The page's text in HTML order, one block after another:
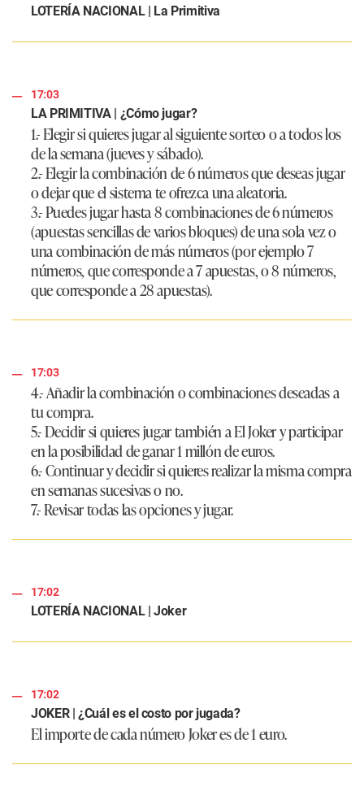
LOTERÍA NACIONAL | La Primitiva
17:03
LA PRIMITIVA | ¿Cómo jugar?
1.- Elegir si quieres jugar al siguiente sorteo o a todos los
de la semana (jueves y sábado).
2.- Elegir la combinación de 6 números que deseas jugar
o dejar que el sistema te ofrezca una aleatoria.
3.- Puedes jugar hasta 8 combinaciones de 6 números
(apuestas sencillas de varios bloques) de una sola vez o
una combinación de más números (por ejemplo 7
números, que corresponde a 7 apuestas, o 8 números,
que corresponde a 28 apuestas).
17:03
4.- Añadir la combinación o combinaciones deseadas a
tu compra.
5.- Decidir si quieres jugar también a El Joker y participar
en la posibilidad de ganar 1 millón de euros.
6.- Continuar y decidir si quieres realizar la misma compra
en semanas sucesivas o no.
7.- Revisar todas las opciones y jugar.
17:02
LOTERÍA NACIONAL | Joker
17:02
JOKER | ¿Cuál es el costo por jugada?
El importe de cada número Joker es de 1 euro.